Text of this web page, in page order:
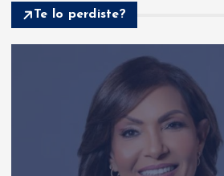
Te lo perdiste?